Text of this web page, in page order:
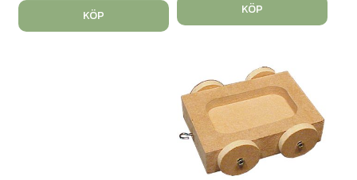
KÖP KÖP